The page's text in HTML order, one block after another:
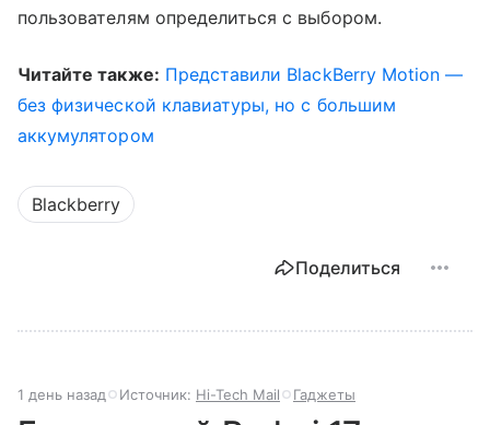
пользователям определиться с выбором.
Читайте также: Представили BlackBerry Motion —
без физической клавиатуры, но с большим
аккумулятором
Blackberry
Поделиться
1 день назад Источник: Hi-Tech Mail Гаджеты